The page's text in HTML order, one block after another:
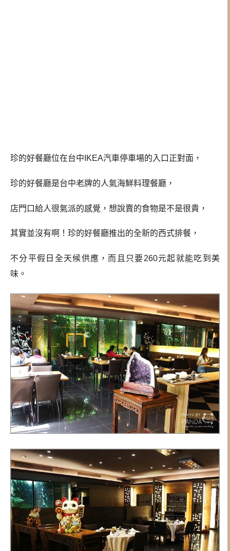
珍的好餐廳位在台中IKEA汽車停車場的入口正對面，
珍的好餐廳是台中老牌的人氣海鮮料理餐廳，
店門口給人很氣派的感覺，想說賣的食物是不是很貴，
其實並沒有啊！珍的好餐廳推出的全新的西式排餐，
不分平假日全天候供應，而且只要260元起就能吃到美
味。